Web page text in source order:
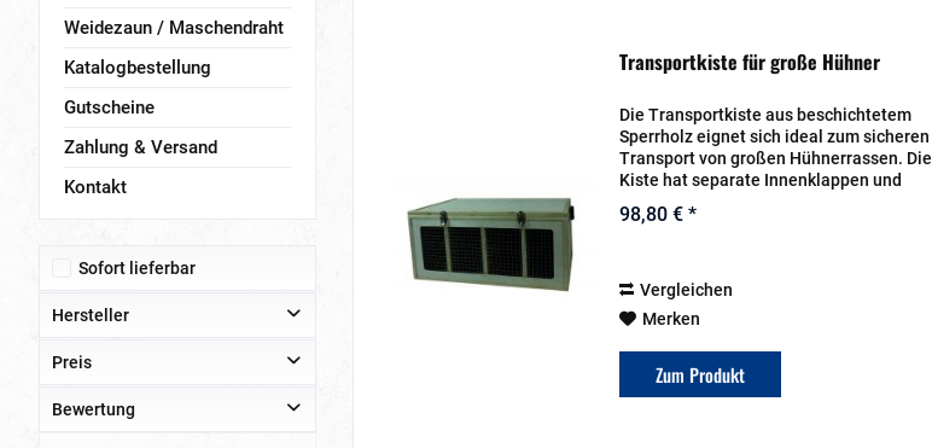
Weidezaun / Maschendraht
Katalogbestellung
Gutscheine
Zahlung & Versand
Kontakt
Sofort lieferbar
Hersteller
Hemel
JAROSLAW DRZYMAŁA Zenon Drzymata
Preis
Bewertung
Transportkiste für große Hühner
Die Transportkiste aus beschichtetem
Sperrholz eignet sich ideal zum sicheren
Transport von großen Hühnerrassen. Die
Kiste hat separate Innenklappen und
können herausgenommen werden. Durch
98,80 € *
Vergleichen
Merken
Zum Produkt